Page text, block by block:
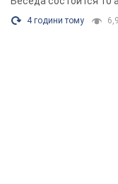
4 години тому